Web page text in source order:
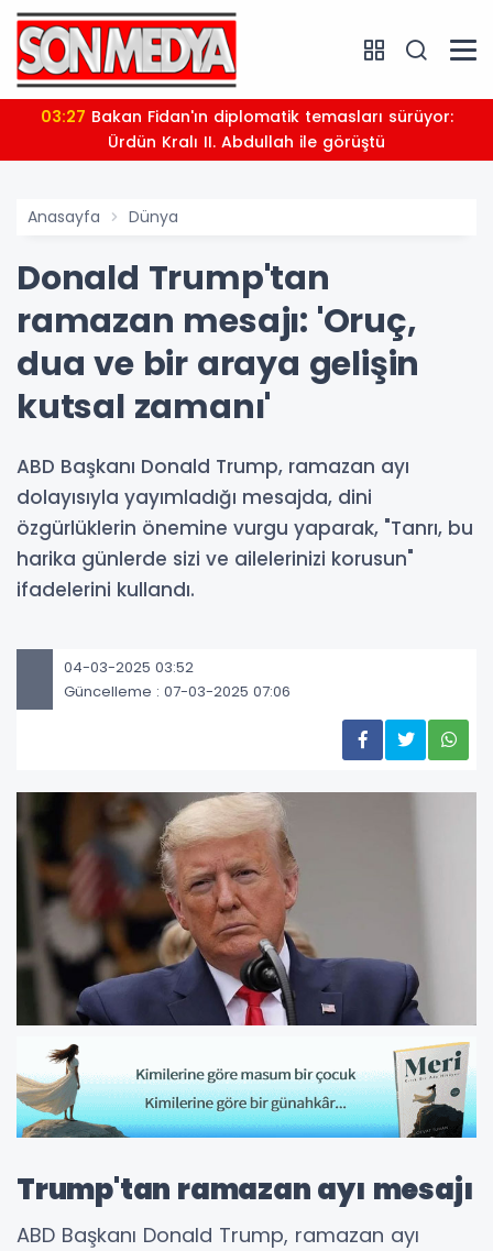
03:27
Ürdün Kralı II. Abdullah ile görüştü
Anasayfa Dünya
Donald Trump'tan
ramazan mesajı: 'Oruç,
dua ve bir araya gelişin
kutsal zamanı'
ABD Başkanı Donald Trump, ramazan ayı
dolayısıyla yayımladığı mesajda, dini
özgürlüklerin önemine vurgu yaparak, "Tanrı, bu
harika günlerde sizi ve ailelerinizi korusun"
ifadelerini kullandı.
04-03-2025 03:52
Güncelleme : 07-03-2025 07:06
Trump'tan ramazan ayı mesajı
ABD Başkanı Donald Trump, ramazan ayı